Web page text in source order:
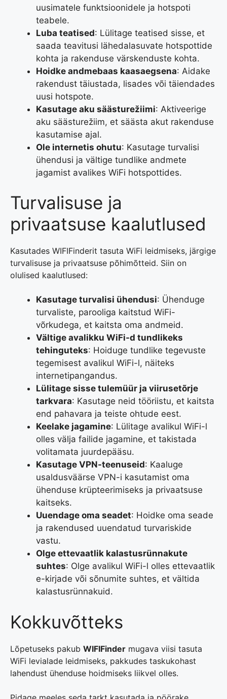
uusimatele funktsioonidele ja hotspoti
teabele.
Luba teatised: Lülitage teatised sisse, et
saada teavitusi lähedalasuvate hotspottide
kohta ja rakenduse värskenduste kohta.
Hoidke andmebaas kaasaegsena: Aidake
rakendust täiustada, lisades või täiendades
uusi hotspote.
Kasutage aku säästurežiimi: Aktiveerige
aku säästurežiim, et säästa akut rakenduse
kasutamise ajal.
Ole internetis ohutu: Kasutage turvalisi
ühendusi ja vältige tundlike andmete
jagamist avalikes WiFi hotspottides.
Turvalisuse ja
privaatsuse kaalutlused
Kasutades WIFIFinderit tasuta WiFi leidmiseks, järgige
turvalisuse ja privaatsuse põhimõtteid. Siin on
olulised kaalutlused:
Kasutage turvalisi ühendusi: Ühenduge
turvaliste, parooliga kaitstud WiFi-
võrkudega, et kaitsta oma andmeid.
Vältige avalikku WiFi-d tundlikeks
tehinguteks: Hoiduge tundlike tegevuste
tegemisest avalikul WiFi-l, näiteks
internetipangandus.
Lülitage sisse tulemüür ja viirusetõrje
tarkvara: Kasutage neid tööriistu, et kaitsta
end pahavara ja teiste ohtude eest.
Keelake jagamine: Lülitage avalikul WiFi-l
olles välja failide jagamine, et takistada
volitamata juurdepääsu.
Kasutage VPN-teenuseid: Kaaluge
usaldusväärse VPN-i kasutamist oma
ühenduse krüpteerimiseks ja privaatsuse
kaitseks.
Uuendage oma seadet: Hoidke oma seade
ja rakendused uuendatud turvariskide
vastu.
Olge ettevaatlik kalastusrünnakute
suhtes: Olge avalikul WiFi-l olles ettevaatlik
e-kirjade või sõnumite suhtes, et vältida
kalastusrünnakuid.
Kokkuvõtteks
Lõpetuseks pakub WIFIFinder mugava viisi tasuta
WiFi levialade leidmiseks, pakkudes taskukohast
lahendust ühenduse hoidmiseks liikvel olles.